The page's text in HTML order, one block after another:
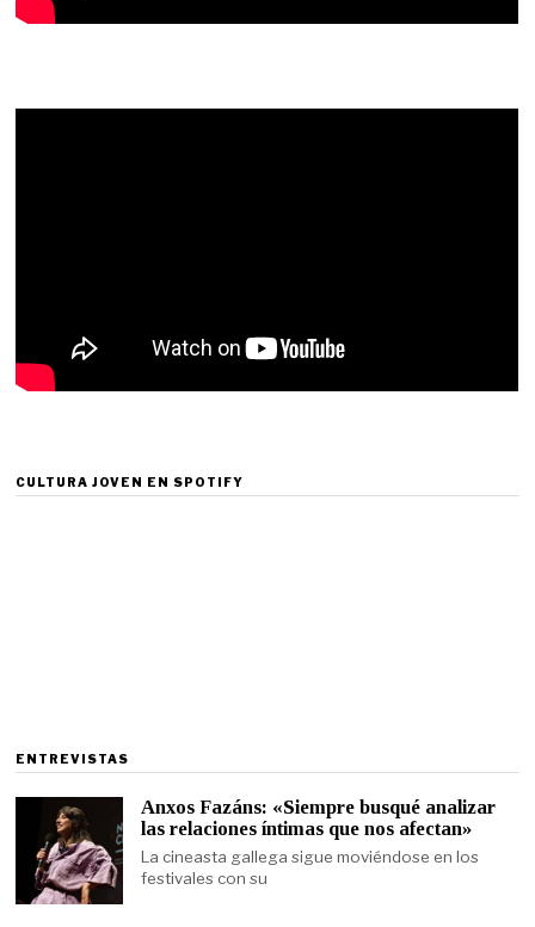
CULTURA JOVEN EN SPOTIFY
ENTREVISTAS
Anxos Fazáns: «Siempre busqué analizar
las relaciones íntimas que nos afectan»
La cineasta gallega sigue moviéndose en los
festivales con su